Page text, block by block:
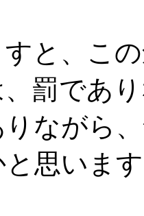
と、こ
罰であ
ながら
思いま